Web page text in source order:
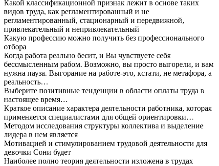
Какой классификационной признак лежит в основе таких
видов труда, как регламентированный и не
регламентированный, стационарный и передвижной,
привлекательный и непривлекательный
Какую профессию можно получить без профессионального
отбора
Когда работа реально бесит, и Вы чувствуете себя
бессмысленным рабом. Возможно, вы просто выгорели, и вам
нужна пауза. Выгорание на работе-это, кстати, не метафора, а
реальность…
Выберите позитивные тенденции в области оплаты труда в
настоящее время…
Краткое описание характера деятельности работника, которая
применяется специалистами для общей ориентировки…
Методом исследования структуры коллектива и выделение
лидера в нем является
Мотивацией и стимулированием трудовой деятельности для
девочки Сони будет
Наиболее полно теория деятельности изложена в трудах